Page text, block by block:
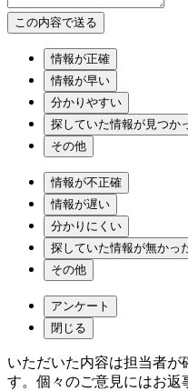
情報が正確
情報が早い
分かりやすい
探していた情報が見つか
その他
情報が不正確
情報が遅い
分かりにくい
探していた情報が無かっ
その他
アンケート
閉じる
いただいた内容は担当者が
す。個々のご意見にはお